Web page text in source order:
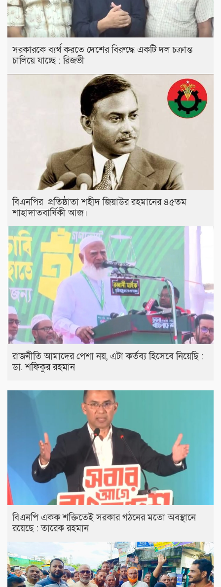
সরকারকে ব্যর্থ করতে দেশের বিরুদ্ধে একটি দল চক্রান্ত
চালিয়ে যাচ্ছে : রিজভী
বিএনপির প্রতিষ্ঠাতা শহীদ জিয়াউর রহমানের ৪৫তম
শাহাদাতবার্ষিকী আজ।
রাজনীতি আমাদের পেশা নয়, এটা কর্তব্য হিসেবে নিয়েছি :
ডা. শফিকুর রহমান
বিএনপি একক শক্তিতেই সরকার গঠনের মতো অবস্থানে
রয়েছে : তারেক রহমান